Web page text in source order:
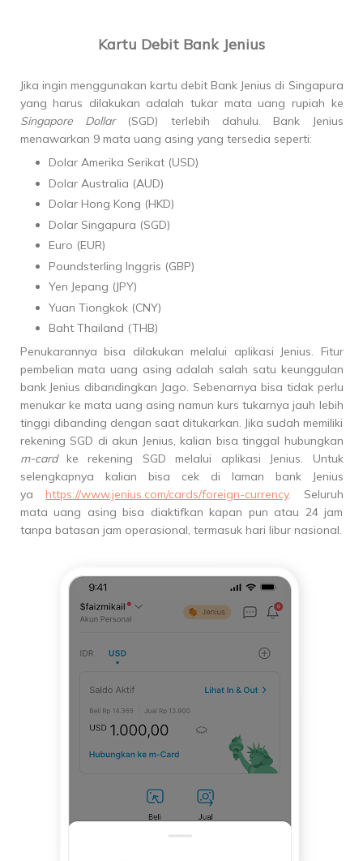
Kartu Debit Bank Jenius
Jika ingin menggunakan kartu debit Bank Jenius di Singapura
yang harus dilakukan adalah tukar mata uang rupiah ke
Singapore Dollar
(SGD) terlebih dahulu. Bank Jenius
menawarkan 9 mata uang asing yang tersedia seperti:
Dolar Amerika Serikat (USD)
Dolar Australia (AUD)
Dolar Hong Kong (HKD)
Dolar Singapura (SGD)
Euro (EUR)
Poundsterling Inggris (GBP)
Yen Jepang (JPY)
Yuan Tiongkok (CNY)
Baht Thailand (THB)
Penukarannya bisa dilakukan melalui aplikasi Jenius. Fitur
pembelian mata uang asing adalah salah satu keunggulan
bank Jenius dibandingkan Jago. Sebenarnya bisa tidak perlu
menukar ke mata uang asing namun kurs tukarnya jauh lebih
tinggi dibanding dengan saat ditukarkan. Jika sudah memiliki
rekening SGD di akun Jenius, kalian bisa tinggal hubungkan
m-cardke rekening SGD melalui aplikasi Jenius. Untuk
selengkapnya kalian bisa cek di laman bank Jenius
ya https://www.jenius.com/cards/foreign-currency. Seluruh
mata uang asing bisa diaktifkan kapan pun atau 24 jam
tanpa batasan jam operasional, termasuk hari libur nasional.